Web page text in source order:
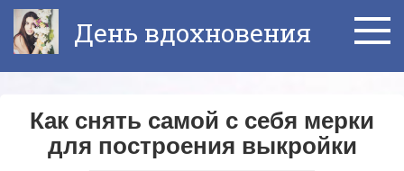
Перейти
контенту
День вдохновения
Как снять самой с себя мерки
для построения выкройки